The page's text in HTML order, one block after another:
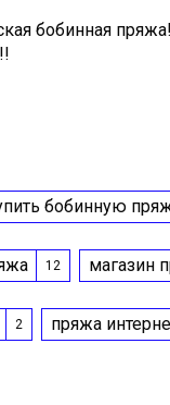
бобинная
бобинную
12 магазин
2 пряжа